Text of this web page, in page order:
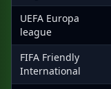
UEFA Europa
league
FIFA Friendly
International